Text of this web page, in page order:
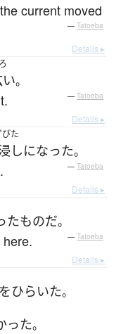
current moved
— Tatoeba
Details ▸
。
— Tatoeba
Details ▸
びた
しになった。
— Tatoeba
Details ▸
たものだ。
— Tatoeba
Details ▸
をひらいた。
った。